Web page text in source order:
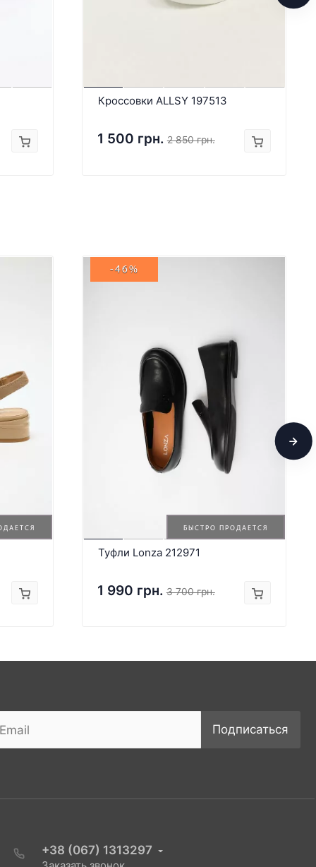
Кроссовки ALLSY 197513
1 500 грн. 2 850 грн.
БЫСТРО ПРОДАЕТСЯ
-46%
Туфли Lonza 212971
1 990 грн. 3 700 грн.
Подписаться
+38 (067) 1313297